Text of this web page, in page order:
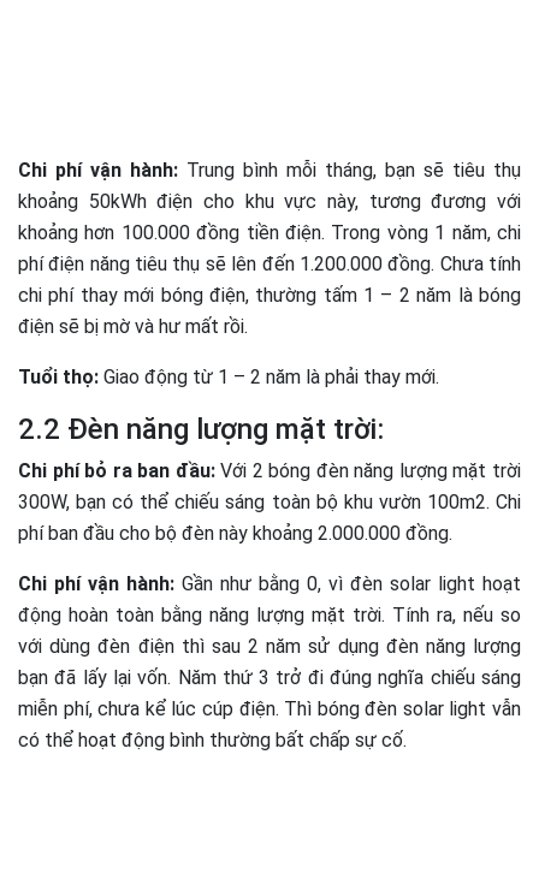
Chi phí vận hành: Trung bình mỗi tháng, bạn sẽ tiêu thụ
khoảng 50kWh điện cho khu vực này, tương đương với
khoảng hơn 100.000 đồng tiền điện. Trong vòng 1 năm, chi
phí điện năng tiêu thụ sẽ lên đến 1.200.000 đồng. Chưa tính
chi phí thay mới bóng điện, thường tấm 1 – 2 năm là bóng
điện sẽ bị mờ và hư mất rồi.
Tuổi thọ: Giao động từ 1 – 2 năm là phải thay mới.
2.2 Đèn năng lượng mặt trời:
Chi phí bỏ ra ban đầu:Với 2 bóng đèn năng lượng mặt trời
300W, bạn có thể chiếu sáng toàn bộ khu vườn 100m2. Chi
phí ban đầu cho bộ đèn này khoảng 2.000.000 đồng.
Chi phí vận hành: Gần như bằng 0, vì đèn solar light hoạt
động hoàn toàn bằng năng lượng mặt trời. Tính ra, nếu so
với dùng đèn điện thì sau 2 năm sử dụng đèn năng lượng
bạn đã lấy lại vốn. Năm thứ 3 trở đi đúng nghĩa chiếu sáng
miễn phí, chưa kể lúc cúp điện. Thì bóng đèn solar light vẫn
có thể hoạt động bình thường bất chấp sự cố.